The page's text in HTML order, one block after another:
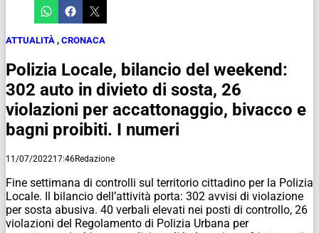
ATTUALITÀ , CRONACA
Polizia Locale, bilancio del weekend:
302 auto in divieto di sosta, 26
violazioni per accattonaggio, bivacco e
bagni proibiti. I numeri
11/07/202217:46Redazione
Fine settimana di controlli sul territorio cittadino per la Polizia
Locale. Il bilancio dell’attività porta: 302 avvisi di violazione
per sosta abusiva. 40 verbali elevati nei posti di controllo, 26
violazioni del Regolamento di Polizia Urbana per